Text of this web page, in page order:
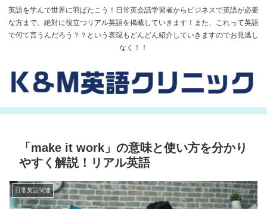
英語を学んで世界に羽ばたこう！日常英会話学習者からビジネスで英語が必要
な方まで、絶対に役立つリアル英語を掲載していきます！また、これって英語
で何て言うんだろう？？という表現もどんどん紹介していきますのでお見逃し
なく！！
「make it work」の意味と使い方を分かり
やすく解説！リアル英語
日常英語関連